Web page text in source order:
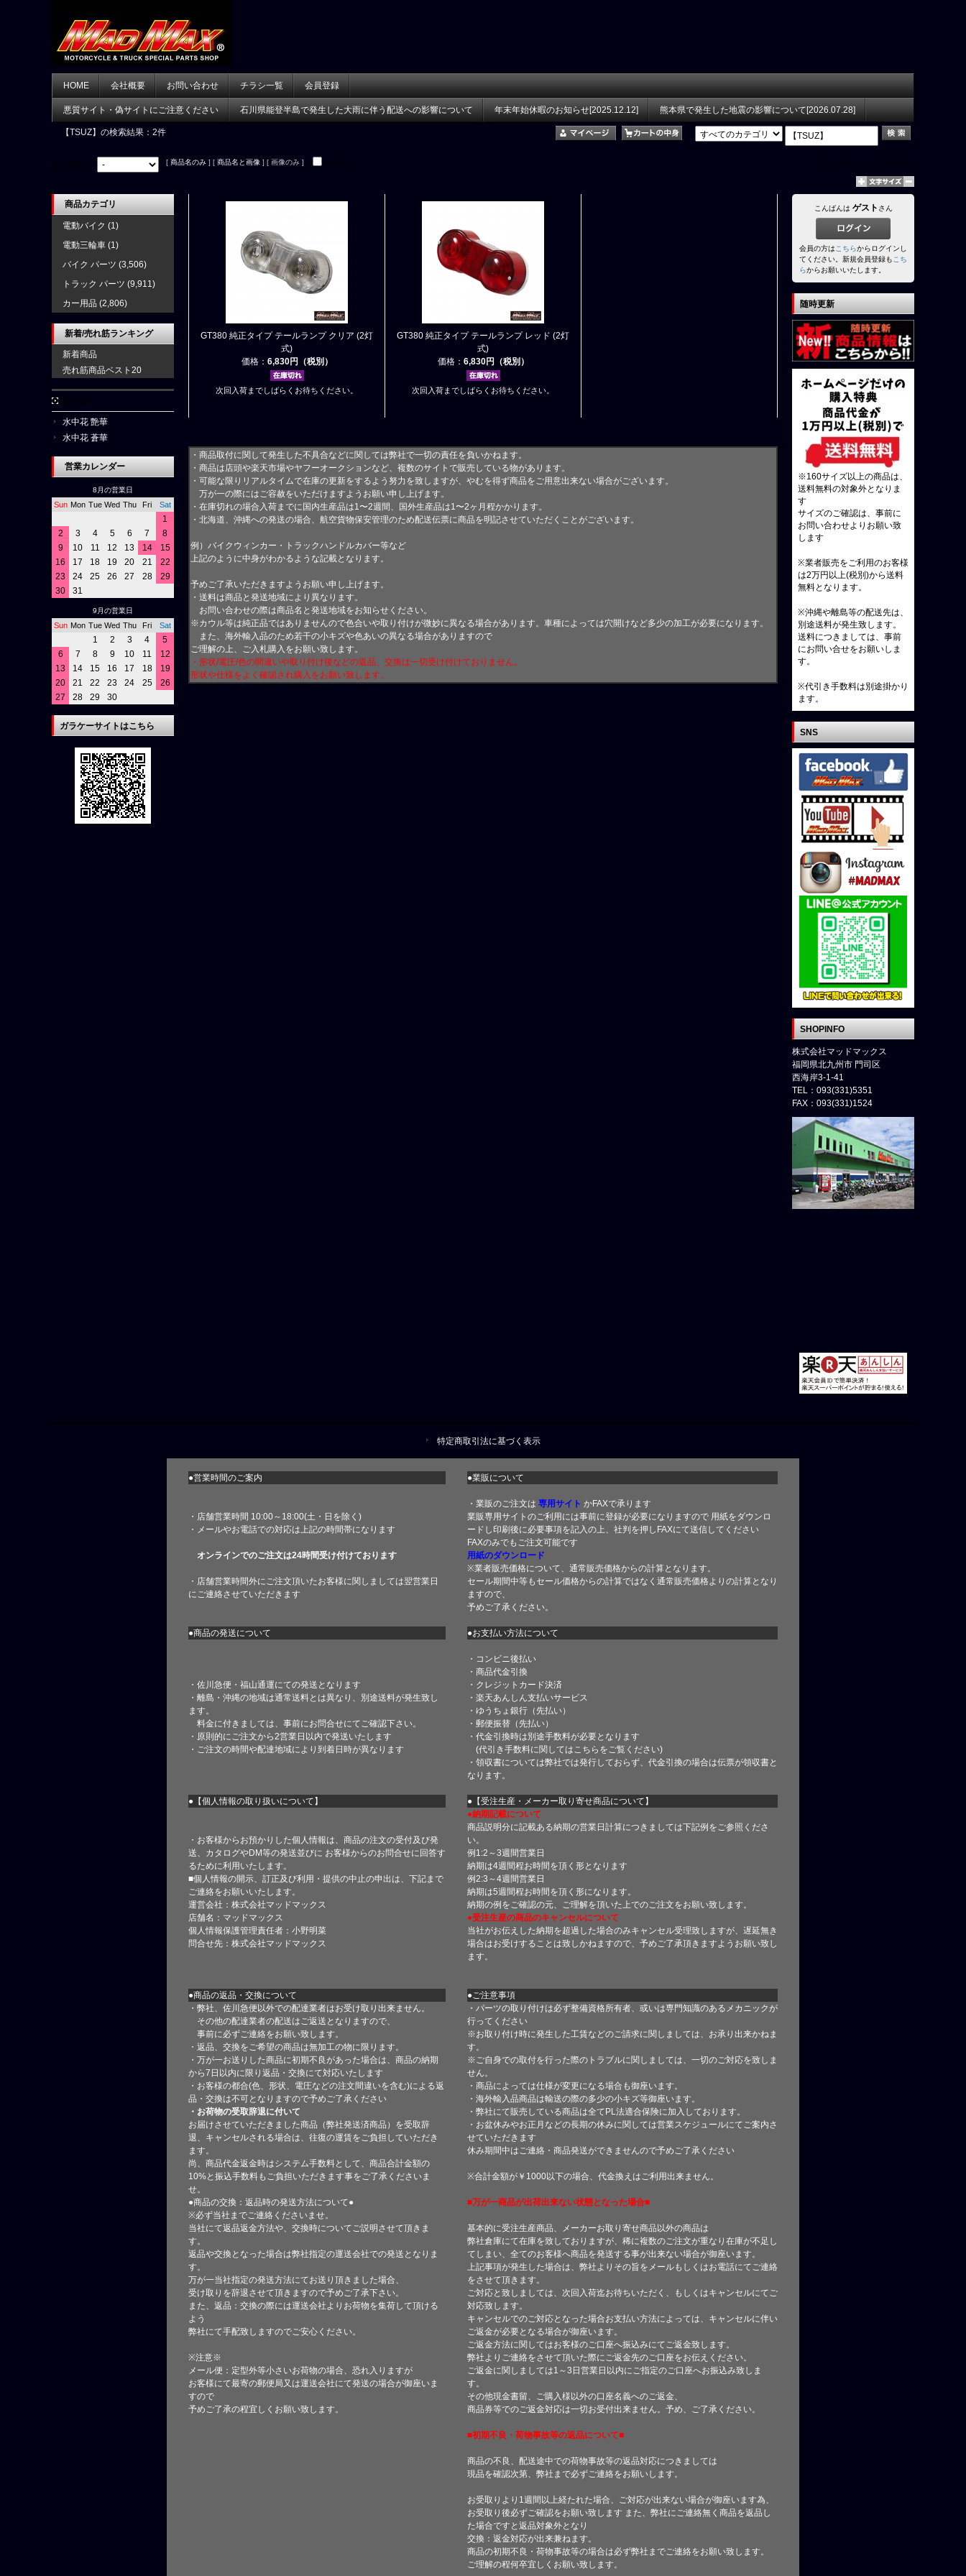
HOME 会社概要 お問い合わせ チラシ一覧 会員登録
悪質サイト・偽サイトにご注意ください 石川県能登半島で発生した大雨に伴う配送への影響について 年末年始休暇のお知らせ[2025.12.12] 熊本県で発生した地震の影響について[2026.07.28]
【TSUZ】 の検索結果：2件
[ 商品名のみ ] [ 商品名と画像 ] [ 画像のみ ]
GT380 純正タイプ テールランプ クリア (2灯
式)
価格： 6,830円（税別）
次回入荷までしばらくお待ちください。
GT380 純正タイプ テールランプ レッド (2灯
式)
価格： 6,830円（税別）
次回入荷までしばらくお待ちください。
・商品取付に関して発生した不具合などに関しては弊社で一切の責任を負いかねます。
・商品は店頭や楽天市場やヤフーオークションなど、複数のサイトで販売している物があります。
・可能な限りリアルタイムで在庫の更新をするよう努力を致しますが、やむを得ず商品をご用意出来ない場合がございます。
万が一の際にはご容赦をいただけますようお願い申し上げます。
・在庫切れの場合入荷までに国内生産品は1〜2週間、国外生産品は1〜2ヶ月程かかります。
・北海道、沖縄への発送の場合、航空貨物保安管理のため配送伝票に商品を明記させていただくことがございます。
例）バイクウィンカー・トラックハンドルカバー等など
上記のように中身がわかるような記載となります。
予めご了承いただきますようお願い申し上げます。
・送料は商品と発送地域により異なります。
お問い合わせの際は商品名と発送地域をお知らせください。
※カウル等は純正品ではありませんので色合いや取り付けが微妙に異なる場合があります。車種によっては穴開けなど多少の加工が必要になります。
また、海外輸入品のため若干の小キズや色あいの異なる場合がありますので
ご理解の上、ご入札購入をお願い致します。
・形状/電圧/色の間違いや取り付け後などの返品、交換は一切受け付けておりません。
形状や仕様をよく確認され購入をお願い致します。
商品カテゴリ
電動バイク (1)
電動三輪車 (1)
バイク パーツ (3,506)
トラック パーツ (9,911)
カー用品 (2,806)
新着/売れ筋ランキング
新着商品
売れ筋商品ベスト20
水中花 艶華
水中花 蒼華
営業カレンダー
8月の営業日
Sun Mon Tue Wed Thu Fri Sat
1
2
3 4 5 6 7
8
9
10 11 12 13 14
15
16
17 18 19 20 21
22
23
24 25 26 27 28
29
30
31
9月の営業日
Sun Mon Tue Wed Thu Fri Sat
1 2 3 4
5
6
7 8 9 10 11
12
13
14 15 16 17 18
19
20
21 22 23 24 25
26
27
28 29 30
ガラケーサイトはこちら
こんばんは ゲスト さん
会員の方はこちらからログインし
てください。新規会員登録もこち
らからお願いいたします。
随時更新
※160サイズ以上の商品は、
送料無料の対象外となりま
す
サイズのご確認は、事前に
お問い合わせよりお願い致
します
※業者販売をご利用のお客様
は2万円以上(税別)から送料
無料となります。
※沖縄や離島等の配送先は、
別途送料が発生致します。
送料につきましては、事前
にお問い合せをお願いしま
す。
※代引き手数料は別途掛かり
ます。
SNS
SHOPINFO
株式会社マッドマックス
福岡県北九州市 門司区
西海岸3-1-41
TEL：093(331)5351
FAX：093(331)1524
特定商取引法に基づく表示
●営業時間のご案内 ●業販について
・店舗営業時間 10:00～18:00(土・日を除く)
・メールやお電話での対応は上記の時間帯になります
オンラインでのご注文は24時間受け付けております
・店舗営業時間外にご注文頂いたお客様に関しましては翌営業日
にご連絡させていただきます
・業販のご注文は 専用サイト かFAXで承ります
業販専用サイトのご利用には事前に登録が必要になりますので 用紙をダウンロ
ードし印刷後に必要事項を記入の上、社判を押しFAXにて送信してください
FAXのみでもご注文可能です
用紙のダウンロード
※業者販売価格について、通常販売価格からの計算となります。
セール期間中等もセール価格からの計算ではなく通常販売価格よりの計算となり
ますので、
予めご了承ください。
●商品の発送について ●お支払い方法について
・佐川急便・福山通運にての発送となります
・離島・沖縄の地域は通常送料とは異なり、別途送料が発生致し
ます。
料金に付きましては、事前にお問合せにてご確認下さい。
・原則的にご注文から2営業日以内で発送いたします
・ご注文の時間や配達地域により到着日時が異なります
・コンビニ後払い
・商品代金引換
・クレジットカード決済
・楽天あんしん支払いサービス
・ゆうちょ銀行（先払い）
・郵便振替（先払い）
・代金引換時は別途手数料が必要となります
(代引き手数料に関してはこちら をご覧ください)
・領収書については弊社では発行しておらず、代金引換の場合は伝票が領収書と
なります。
●【個人情報の取り扱いについて】 ●【受注生産・メーカー取り寄せ商品について】
・お客様からお預かりした個人情報は、商品の注文の受付及び発
送、カタログやDM等の発送並びに お客様からのお問合せに回答す
るために利用いたします。
■個人情報の開示、訂正及び利用・提供の中止の申出は、下記まで
ご連絡をお願いいたします。
運営会社：株式会社マッドマックス
店舗名：マッドマックス
個人情報保護管理責任者：小野明菜
問合せ先：株式会社マッドマックス
●納期記載について
商品説明分に記載ある納期の営業日計算につきましては下記例をご参照くださ
い。
例1:2～3週間営業日
納期は4週間程お時間を頂く形となります
例2:3～4週間営業日
納期は5週間程お時間を頂く形になります。
納期の例をご確認の元、ご理解を頂いた上でのご注文をお願い致します。
●受注生産の商品のキャンセルについて
当社がお伝えした納期を超過した場合のみキャンセル受理致しますが、遅延無き
場合はお受けすることは致しかねますので、予めご了承頂きますようお願い致し
ます。
●商品の返品・交換について
●ご注意事項
・弊社、佐川急便以外での配達業者はお受け取り出来ません。
その他の配達業者の配送はご返送となりますので、
事前に必ずご連絡をお願い致します。
・返品、交換をご希望の商品は無加工の物に限ります。
・万が一お送りした商品に初期不良があった場合は、商品の納期
から7日以内に限り返品・交換にて対応いたします
・お客様の都合(色、形状、電圧などの注文間違いを含む)による返
品・交換は不可となりますので予めご了承ください
・お荷物の受取辞退に付いて
お届けさせていただきました商品（弊社発送済商品）を受取辞
退、キャンセルされる場合は、往復の運賃をご負担していただき
ます。
尚、商品代金返金時はシステム手数料として、商品合計金額の
10%と振込手数料もご負担いただきます事をご了承くださいま
せ。
●商品の交換：返品時の発送方法について●
※必ず当社までご連絡くださいませ。
当社にて返品返金方法や、交換時についてご説明させて頂きま
す。
返品や交換となった場合は弊社指定の運送会社での発送となりま
す。
万が一当社指定の発送方法にてお送り頂きました場合、
受け取りを辞退させて頂きますので予めご了承下さい。
また、返品：交換の際には運送会社よりお荷物を集荷して頂ける
よう
弊社にて手配致しますのでご安心ください。
※注意※
メール便：定型外等小さいお荷物の場合、恐れ入りますが
お客様にて最寄の郵便局又は運送会社にて発送の場合が御座いま
すので
予めご了承の程宜しくお願い致します。
・パーツの取り付けは必ず整備資格所有者、或いは専門知識のあるメカニックが
行ってください
※お取り付け時に発生した工賃などのご請求に関しましては、お承り出来かねま
す。
※ご自身での取付を行った際のトラブルに関しましては、一切のご対応を致しま
せん。
・商品によっては仕様が変更になる場合も御座います。
・海外輸入品商品は輸送の際の多少の小キズ等御座います。
・弊社にて販売している商品は全てPL法適合保険に加入しております。
・お盆休みやお正月などの長期の休みに関しては営業スケジュールにてご案内さ
せていただきます
休み期間中はご連絡・商品発送ができませんので予めご了承ください
※合計金額が￥1000以下の場合、代金換えはご利用出来ません。
■万が一商品が出荷出来ない状態となった場合■
基本的に受注生産商品、メーカーお取り寄せ商品以外の商品は
弊社倉庫にて在庫を致しておりますが、稀に複数のご注文が重なり在庫が不足し
てしまい、全てのお客様へ商品を発送する事が出来ない場合が御座います。
上記事項が発生した場合は、弊社よりその旨をメールもしくはお電話にてご連絡
をさせて頂きます。
ご対応と致しましては、次回入荷迄お待ちいただく、もしくはキャンセルにてご
対応致します。
キャンセルでのご対応となった場合お支払い方法によっては、キャンセルに伴い
ご返金が必要となる場合が御座います。
ご返金方法に関してはお客様のご口座へ振込みにてご返金致します。
弊社よりご連絡をさせて頂いた際にご返金先のご口座をお伝えください。
ご返金に関しましては1～3日営業日以内にご指定のご口座へお振込み致しま
す。
その他現金書留、ご購入様以外の口座名義へのご返金、
商品券等でのご返金対応は一切お受付出来ません。予め、ご了承ください。
■初期不良・荷物事故等の返品について■
商品の不良、配送途中での荷物事故等の返品対応につきましては
現品を確認次第、弊社まで必ずご連絡をお願いします。
お受取りより1週間以上経たれた場合、ご対応が出来ない場合が御座います為、
お受取り後必ずご確認をお願い致します また、弊社にご連絡無く商品を返品し
た場合ですと返品対象外となり
交換：返金対応が出来兼ねます。
商品の初期不良・荷物事故等の場合は必ず弊社までご連絡をお願い致します。
ご理解の程何卒宜しくお願い致します。